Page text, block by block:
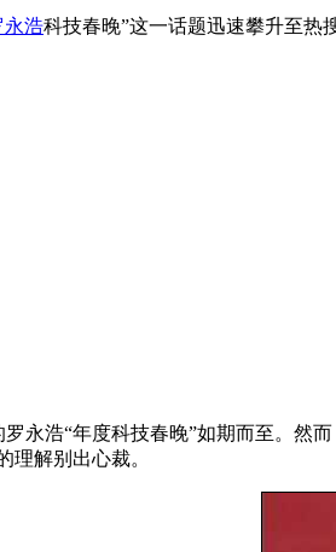
永浩科技春晚”这一话题迅速攀升至热
永浩“年度科技春晚”如期而至。然
理解别出心裁。